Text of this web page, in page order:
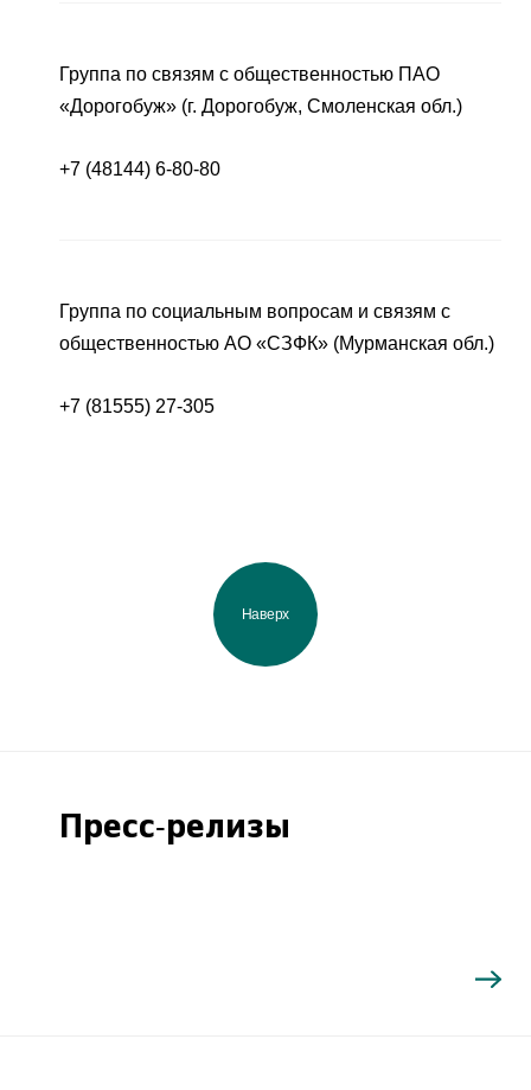
Группа по связям с общественностью ПАО
«Дорогобуж» (г. Дорогобуж, Смоленская обл.)
+7 (48144) 6-80-80
Группа по социальным вопросам и связям с
общественностью АО «СЗФК» (Мурманская обл.)
+7 (81555) 27-305
Наверх
Пресс-релизы